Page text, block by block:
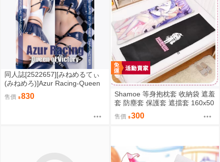
同人誌[2522657][みねめるてぃ
(みねめろ)]Azur Racing-Queen
of Victory- (碧藍航線)
售價 830
Shamoe 等身抱枕套 收納袋 遮羞
套 防塵套 保護套 遮擋套 160x50
cm 動漫抱枕套 等身抱枕套 配件
售價 300